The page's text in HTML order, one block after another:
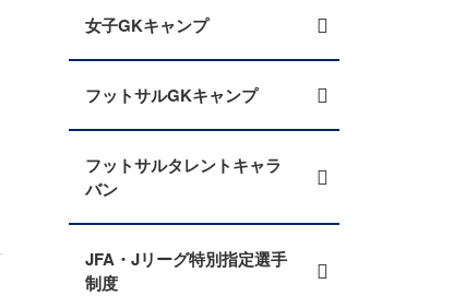
女子GKキャンプ
フットサルGKキャンプ
フットサルタレントキャラ
バン
JFA・Jリーグ特別指定選手
制度